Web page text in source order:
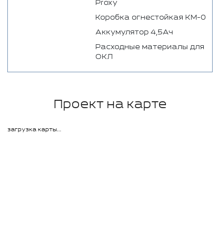
Proxy
Коробка огнестойкая КМ-0
Аккумулятор 4,5Ач
Расходные материалы для
ОКЛ
Проект на карте
загрузка карты...